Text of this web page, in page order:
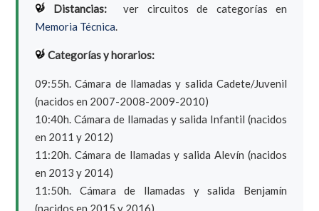
Distancias:ver circuitos de categorías en
Memoria Técnica.
Categorías y horarios:
09:55h. Cámara de llamadas y salida Cadete/Juvenil
(nacidos en 2007-2008-2009-2010)
10:40h. Cámara de llamadas y salida Infantil (nacidos
en 2011 y 2012)
11:20h. Cámara de llamadas y salida Alevín (nacidos
en 2013 y 2014)
11:50h. Cámara de llamadas y salida Benjamín
(nacidos en 2015 y 2016)